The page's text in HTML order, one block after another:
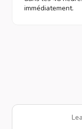
immédiatement.